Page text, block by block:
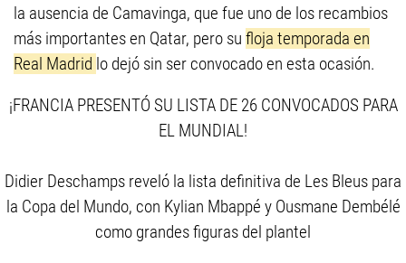
la ausencia de Camavinga, que fue uno de los recambios
más importantes en Qatar, pero su floja temporada en
Real Madrid lo dejó sin ser convocado en esta ocasión.
¡FRANCIA PRESENTÓ SU LISTA DE 26 CONVOCADOS PARA
EL MUNDIAL!
Didier Deschamps reveló la lista definitiva de Les Bleus para
la Copa del Mundo, con Kylian Mbappé y Ousmane Dembélé
como grandes figuras del plantel